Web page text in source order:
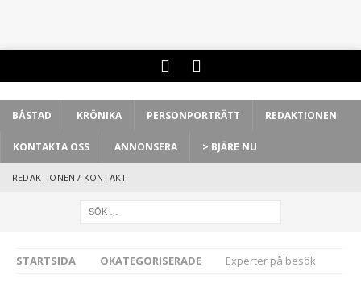
BÅSTAD KRÖNIKA PERSONPORTRÄTT REDAKTIONEN
KONTAKTA OSS ANNONSERA > BJÄRE NU
REDAKTIONEN / KONTAKT
STARTSIDA OKATEGORISERADE Experter på besök